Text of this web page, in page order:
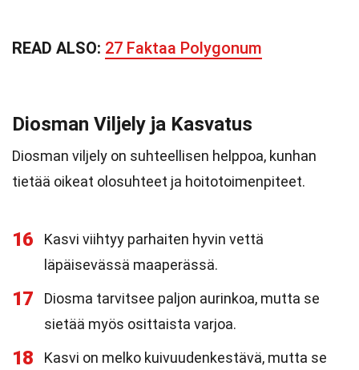
READ ALSO: 27 Faktaa Polygonum
Diosman Viljely ja Kasvatus
Diosman viljely on suhteellisen helppoa, kunhan
tietää oikeat olosuhteet ja hoitotoimenpiteet.
16
Kasvi viihtyy parhaiten hyvin vettä
läpäisevässä maaperässä.
17
Diosma tarvitsee paljon aurinkoa, mutta se
sietää myös osittaista varjoa.
18
Kasvi on melko kuivuudenkestävä, mutta se